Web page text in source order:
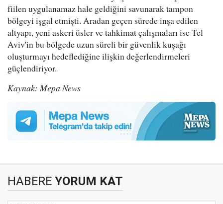
fiilen uygulanamaz hale geldiğini savunarak tampon
bölgeyi işgal etmişti. Aradan geçen sürede inşa edilen
altyapı, yeni askeri üsler ve tahkimat çalışmaları ise Tel
Aviv'in bu bölgede uzun süreli bir güvenlik kuşağı
oluşturmayı hedeflediğine ilişkin değerlendirmeleri
güçlendiriyor.
Kaynak: Mepa News
HABERE YORUM KAT